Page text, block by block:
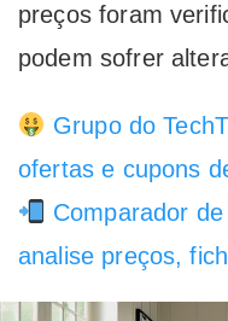
preços foram
podem sofrer
Grupo do
ofertas e cupons
Comparador
analise preços,